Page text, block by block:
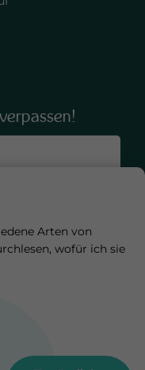
einkaufen
Arten von
wofür ich sie